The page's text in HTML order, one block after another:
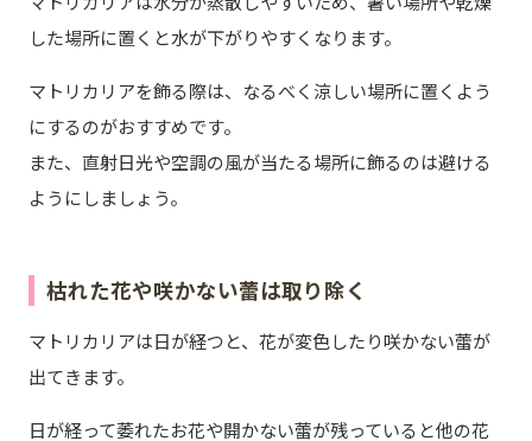
した場所に置くと水が下がりやすくなります。
マトリカリアを飾る際は、なるべく涼しい場所に置くよう
にするのがおすすめです。
また、直射日光や空調の風が当たる場所に飾るのは避ける
ようにしましょう。
枯れた花や咲かない蕾は取り除く
マトリカリアは日が経つと、花が変色したり咲かない蕾が
出てきます。
日が経って萎れたお花や開かない蕾が残っていると他の花